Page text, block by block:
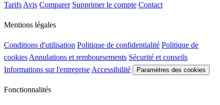
Tarifs Avis Comparer Supprimer le compte Contact
Mentions légales
Conditions d'utilisation Politique de confidentialité Politique de
cookies Annulations et remboursements Sécurité et conseils
Informations sur l'entreprise Accessibilité Paramètres des cookies
Fonctionnalités